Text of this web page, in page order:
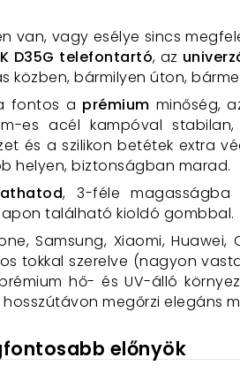
vagy esélye sincs
D35G telefontartó, az
bármilyen úton,
fontos a prémium minőség,
es acél kampóval
és a szilikon betétek extra
helyen, biztonságban marad.
, 3-féle
található kioldó gombbal.
Samsung, Xiaomi,
tokkal szerelve (nagyon
hő- és UV-álló
megőrzi elegáns
előnyök